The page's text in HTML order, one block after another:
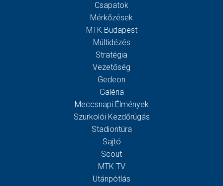
Csapatok
Mérkőzések
MTK Budapest
Múltidézés
Stratégia
Vezetőség
Gedeon
Galéria
Meccsnapi Élmények
Szurkolói Kezdőrúgás
Stadiontúra
Sajtó
Scout
MTK TV
Utánpótlás